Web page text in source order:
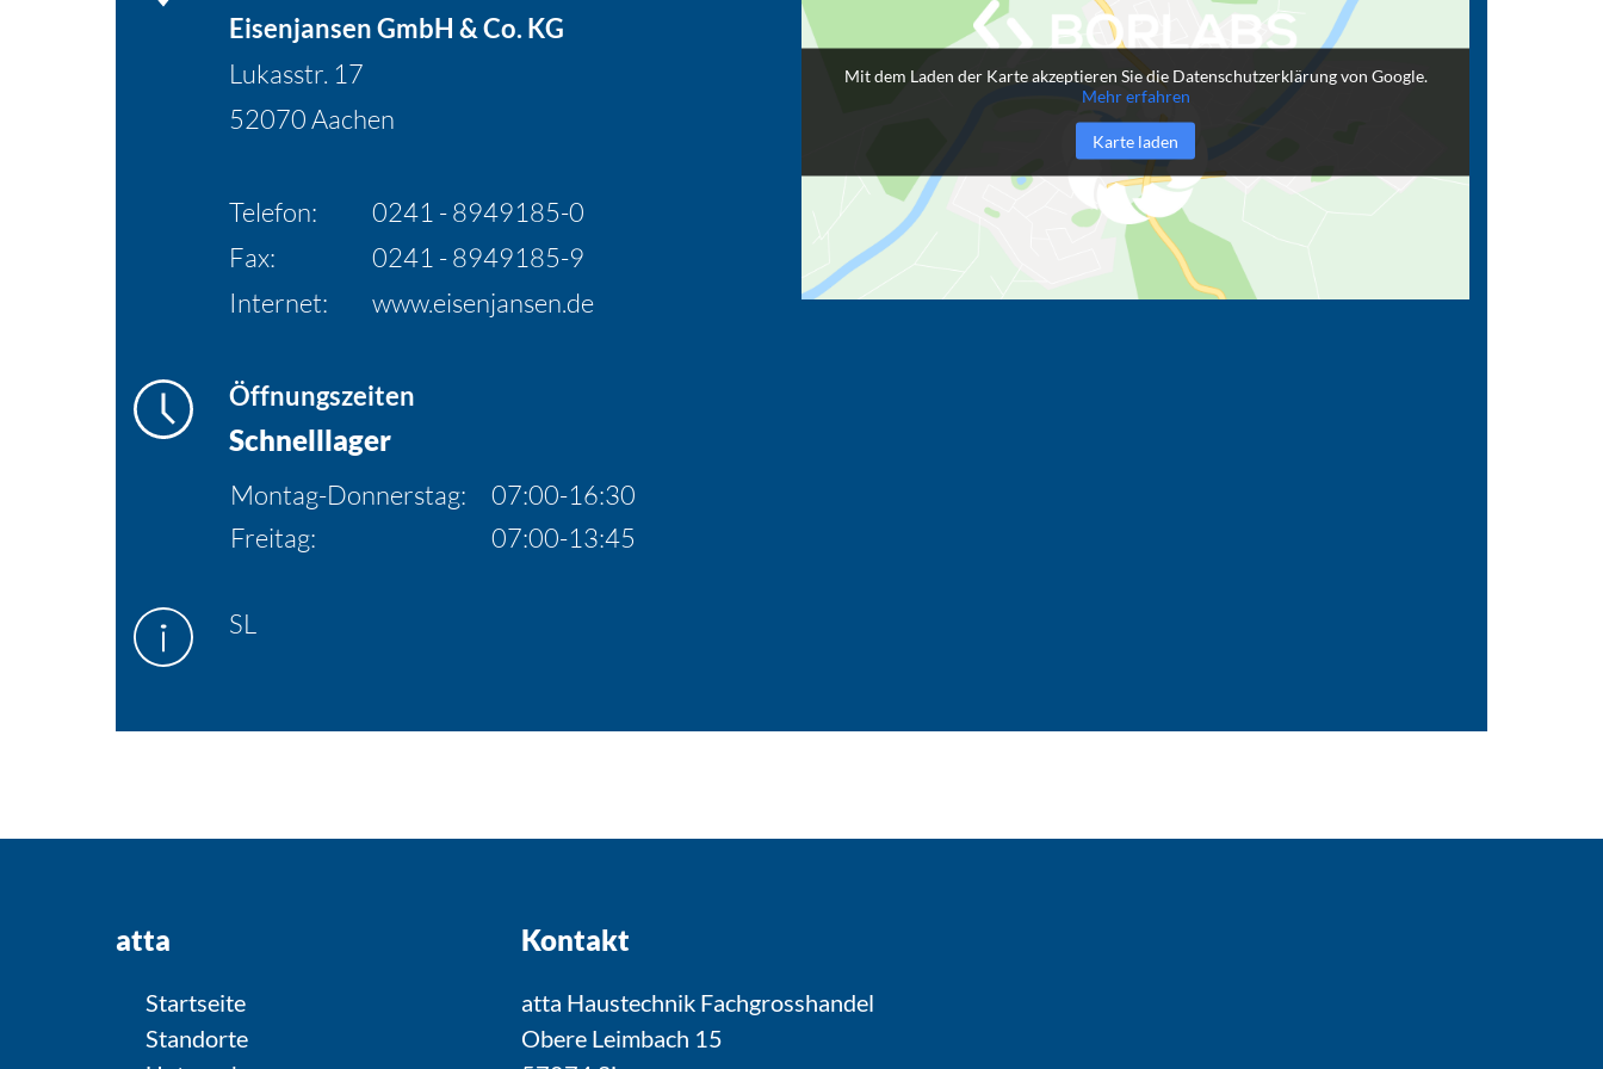
Eisenjansen GmbH & Co. KG
Lukasstr. 17
52070 Aachen
Telefon:
0241 - 8949185-0
Fax:
0241 - 8949185-9
Internet:
www.eisenjansen.de
Öffnungszeiten
Schnelllager
Montag-Donnerstag:
07:00-16:30
Freitag:
07:00-13:45
SL
Mit dem Laden der Karte akzeptieren Sie die Datenschutzerklärung von Google.
Mehr erfahren
Karte laden
atta
Startseite
Standorte
Kontakt
atta Haustechnik Fachgrosshandel
Obere Leimbach 15